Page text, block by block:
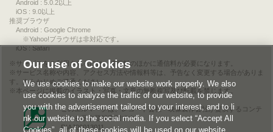
Android : 5.0.2以上
iOS : 9.0以上
推奨ブラウザ
Android : Google Chrome
※Yahoo!ブラウザは非対応です。
iOS : Safari
サービスをご利用されるには、情報料のほかに通信料が必要になります。
サービス名称や内容、アクセス方法や情報料等は、予告なく変更する場合がありま
す。あらかじめご了承ください。
本ページに掲載のイラスト・写真・文章の無断複写及び転載を禁じます。
このエルマークは、レコード会社・映像製作会社が提供するコンテ
ンツを示す登録商標です。
RIAJ00013011
Our use of Cookies
We use cookies to make our website work properly. We also
use cookies to analyze the traffic of our website, to provide
you with the advertisement tailored to your interest, and to li
nk our website to the social media. If you select “Accept All
Cookies”, all of these cookies will be used on our website.